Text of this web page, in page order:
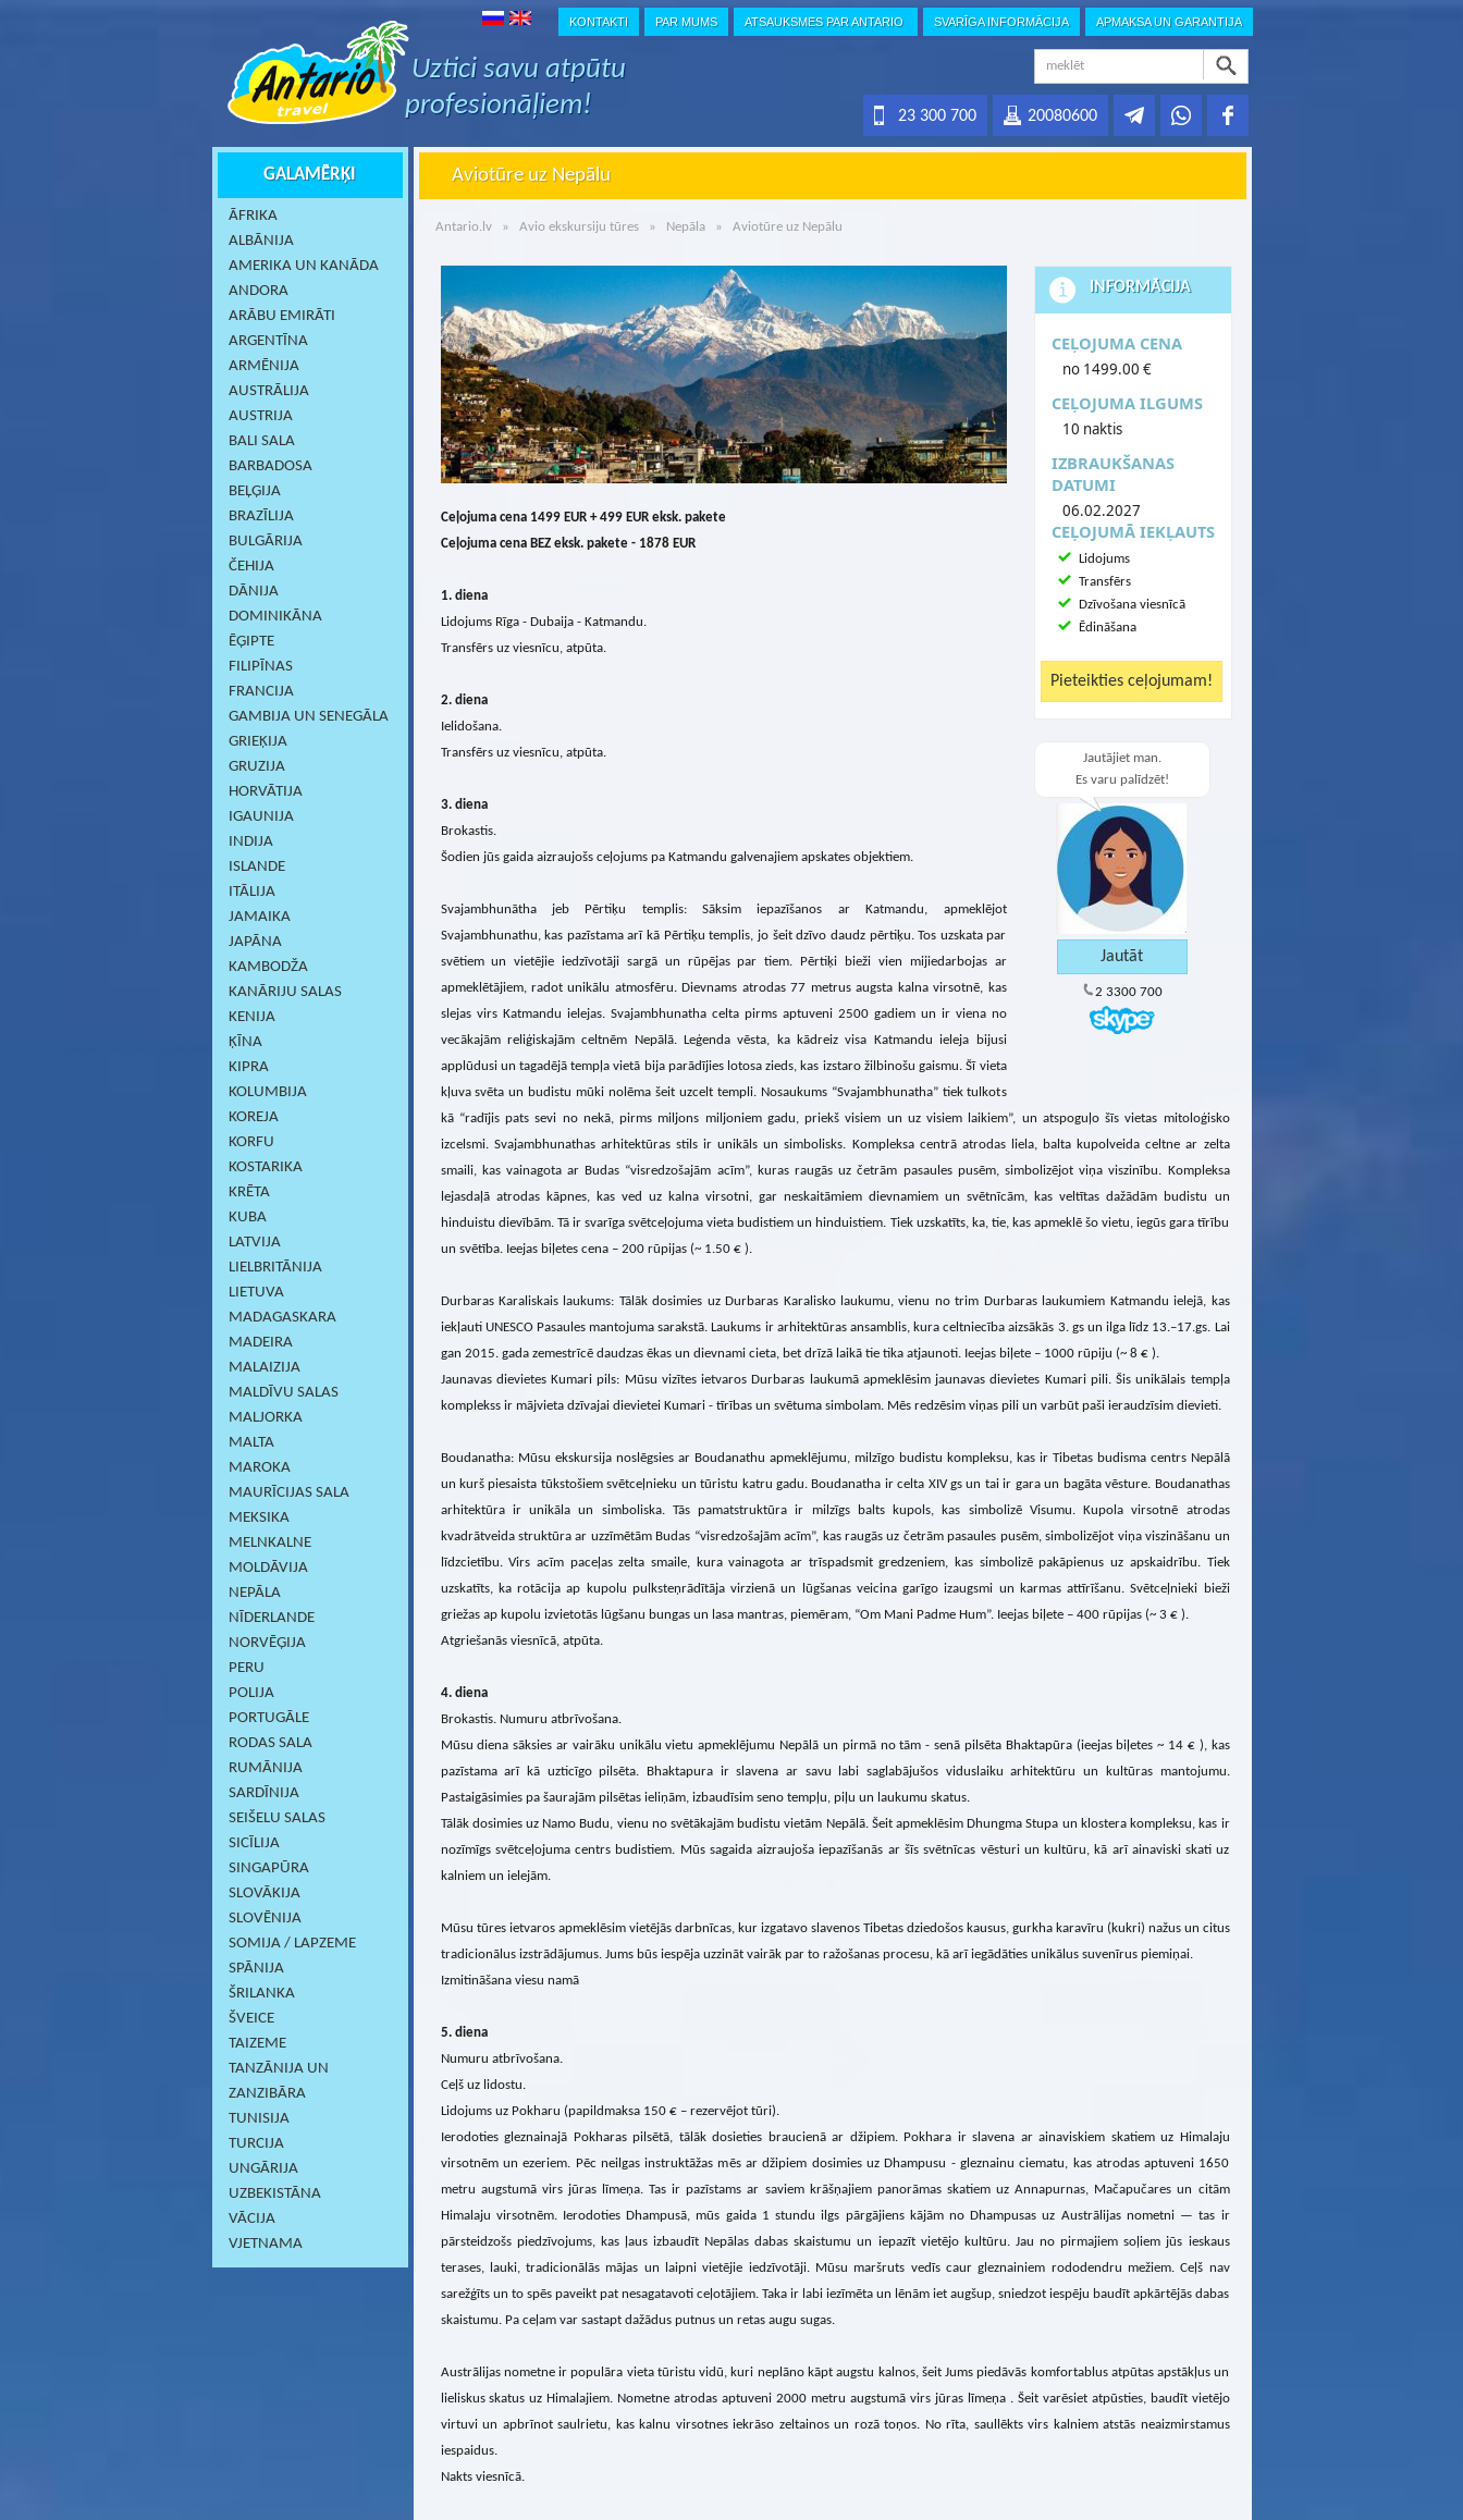
KONTAKTI PAR MUMS ATSAUKSMES PAR ANTARIO SVARĪGA INFORMĀCIJA APMAKSA UN GARANTIJA
Uztici savu atpūtu
profesionāļiem!
20080600
23 300 700
GALAMĒRĶI
ĀFRIKA
ALBĀNIJA
AMERIKA UN KANĀDA
ANDORA
ARĀBU EMIRĀTI
ARGENTĪNA
ARMĒNIJA
AUSTRĀLIJA
AUSTRIJA
BALI SALA
BARBADOSA
BEĻĢIJA
BRAZĪLIJA
BULGĀRIJA
ČEHIJA
DĀNIJA
DOMINIKĀNA
ĒĢIPTE
FILIPĪNAS
FRANCIJA
GAMBIJA UN SENEGĀLA
GRIEĶIJA
GRUZIJA
HORVĀTIJA
IGAUNIJA
INDIJA
ISLANDE
ITĀLIJA
JAMAIKA
JAPĀNA
KAMBODŽA
KANĀRIJU SALAS
KENIJA
ĶĪNA
KIPRA
KOLUMBIJA
KOREJA
KORFU
KOSTARIKA
KRĒTA
KUBA
LATVIJA
LIELBRITĀNIJA
LIETUVA
MADAGASKARA
MADEIRA
MALAIZIJA
MALDĪVU SALAS
MALJORKA
MALTA
MAROKA
MAURĪCIJAS SALA
MEKSIKA
MELNKALNE
MOLDĀVIJA
NEPĀLA
NĪDERLANDE
NORVĒĢIJA
PERU
POLIJA
PORTUGĀLE
RODAS SALA
RUMĀNIJA
SARDĪNIJА
SEIŠELU SALAS
SICĪLIJA
SINGAPŪRA
SLOVĀKIJA
SLOVĒNIJA
SOMIJA / LAPZEME
SPĀNIJA
ŠRILANKA
ŠVEICE
TAIZEME
TANZĀNIJA UN
ZANZIBĀRA
TUNISIJA
TURCIJA
UNGĀRIJA
UZBEKISTĀNA
VĀCIJA
VJETNAMA
Aviotūre uz Nepālu
Antario.lv» Avio ekskursiju tūres» Nepāla» Aviotūre uz Nepālu
INFORMĀCIJA
CEĻOJUMA CENA
no 1499.00 €
CEĻOJUMA ILGUMS
10 naktis
IZBRAUKŠANAS
DATUMI
06.02.2027
CEĻOJUMĀ IEKĻAUTS
Lidojums
Transfērs
Dzīvošana viesnīcā
Ēdināšana
Jautājiet man.
Es varu palīdzēt!
2 3300 700
Ceļojuma cena 1499 EUR + 499 EUR eksk. pakete
Ceļojuma cena BEZ eksk. pakete - 1878 EUR
1. diena
Lidojums Rīga - Dubaija - Katmandu.
Transfērs uz viesnīcu, atpūta.
2. diena
Ielidošana.
Transfērs uz viesnīcu, atpūta.
3. diena
Brokastis.
Šodien jūs gaida aizraujošs ceļojums pa Katmandu galvenajiem apskates objektiem.
Svajambhunātha jeb Pērtiķu templis: Sāksim iepazīšanos ar Katmandu, apmeklējot
Svajambhunathu, kas pazīstama arī kā Pērtiķu templis, jo šeit dzīvo daudz pērtiķu. Tos uzskata par
svētiem un vietējie iedzīvotāji sargā un rūpējas par tiem. Pērtiķi bieži vien mijiedarbojas ar
apmeklētājiem, radot unikālu atmosfēru. Dievnams atrodas 77 metrus augsta kalna virsotnē, kas
slejas virs Katmandu ielejas. Svajambhunatha celta pirms aptuveni 2500 gadiem un ir viena no
vecākajām reliģiskajām celtnēm Nepālā. Leģenda vēsta, ka kādreiz visa Katmandu ieleja bijusi
applūdusi un tagadējā tempļa vietā bija parādījies lotosa zieds, kas izstaro žilbinošu gaismu. Šī vieta
kļuva svēta un budistu mūki nolēma šeit uzcelt templi. Nosaukums “Svajambhunatha” tiek tulkots
kā “radījis pats sevi no nekā, pirms miljons miljoniem gadu, priekš visiem un uz visiem laikiem”, un atspoguļo šīs vietas mitoloģisko
izcelsmi. Svajambhunathas arhitektūras stils ir unikāls un simbolisks. Kompleksa centrā atrodas liela, balta kupolveida celtne ar zelta
smaili, kas vainagota ar Budas “visredzošajām acīm”, kuras raugās uz četrām pasaules pusēm, simbolizējot viņa viszinību. Kompleksa
lejasdaļā atrodas kāpnes, kas ved uz kalna virsotni, gar neskaitāmiem dievnamiem un svētnīcām, kas veltītas dažādām budistu un
hinduistu dievībām. Tā ir svarīga svētceļojuma vieta budistiem un hinduistiem. Tiek uzskatīts, ka, tie, kas apmeklē šo vietu, iegūs gara tīrību
un svētība. Ieejas biļetes cena – 200 rūpijas (~ 1.50 € ).
Durbaras Karaliskais laukums: Tālāk dosimies uz Durbaras Karalisko laukumu, vienu no trim Durbaras laukumiem Katmandu ielejā, kas
iekļauti UNESCO Pasaules mantojuma sarakstā. Laukums ir arhitektūras ansamblis, kura celtniecība aizsākās 3. gs un ilga līdz 13.–17.gs. Lai
gan 2015. gada zemestrīcē daudzas ēkas un dievnami cieta, bet drīzā laikā tie tika atjaunoti. Ieejas biļete – 1000 rūpiju (~ 8 € ).
Jaunavas dievietes Kumari pils: Mūsu vizītes ietvaros Durbaras laukumā apmeklēsim jaunavas dievietes Kumari pili. Šis unikālais tempļa
komplekss ir mājvieta dzīvajai dievietei Kumari - tīrības un svētuma simbolam. Mēs redzēsim viņas pili un varbūt paši ieraudzīsim dievieti.
Boudanatha: Mūsu ekskursija noslēgsies ar Boudanathu apmeklējumu, milzīgo budistu kompleksu, kas ir Tibetas budisma centrs Nepālā
un kurš piesaista tūkstošiem svētceļnieku un tūristu katru gadu. Boudanatha ir celta XIV gs un tai ir gara un bagāta vēsture. Boudanathas
arhitektūra ir unikāla un simboliska. Tās pamatstruktūra ir milzīgs balts kupols, kas simbolizē Visumu. Kupola virsotnē atrodas
kvadrātveida struktūra ar uzzīmētām Budas “visredzošajām acīm”, kas raugās uz četrām pasaules pusēm, simbolizējot viņa viszināšanu un
līdzcietību. Virs acīm paceļas zelta smaile, kura vainagota ar trīspadsmit gredzeniem, kas simbolizē pakāpienus uz apskaidrību. Tiek
uzskatīts, ka rotācija ap kupolu pulksteņrādītāja virzienā un lūgšanas veicina garīgo izaugsmi un karmas attīrīšanu. Svētceļnieki bieži
griežas ap kupolu izvietotās lūgšanu bungas un lasa mantras, piemēram, “Om Mani Padme Hum”. Ieejas biļete – 400 rūpijas (~ 3 € ).
Atgriešanās viesnīcā, atpūta.
4. diena
Brokastis. Numuru atbrīvošana.
Mūsu diena sāksies ar vairāku unikālu vietu apmeklējumu Nepālā un pirmā no tām - senā pilsēta Bhaktapūra (ieejas biļetes ~ 14 € ), kas
pazīstama arī kā uzticīgo pilsēta. Bhaktapura ir slavena ar savu labi saglabājušos viduslaiku arhitektūru un kultūras mantojumu.
Pastaigāsimies pa šaurajām pilsētas ieliņām, izbaudīsim seno tempļu, piļu un laukumu skatus.
Tālāk dosimies uz Namo Budu, vienu no svētākajām budistu vietām Nepālā. Šeit apmeklēsim Dhungma Stupa un klostera kompleksu, kas ir
nozīmīgs svētceļojuma centrs budistiem. Mūs sagaida aizraujoša iepazīšanās ar šīs svētnīcas vēsturi un kultūru, kā arī ainaviski skati uz
kalniem un ielejām.
Mūsu tūres ietvaros apmeklēsim vietējās darbnīcas, kur izgatavo slavenos Tibetas dziedošos kausus, gurkha karavīru (kukri) nažus un citus
tradicionālus izstrādājumus. Jums būs iespēja uzzināt vairāk par to ražošanas procesu, kā arī iegādāties unikālus suvenīrus piemiņai.
Izmitināšana viesu namā
5. diena
Numuru atbrīvošana.
Ceļš uz lidostu.
Lidojums uz Pokharu (papildmaksa 150 € – rezervējot tūri).
Ierodoties gleznainajā Pokharas pilsētā, tālāk dosieties braucienā ar džipiem. Pokhara ir slavena ar ainaviskiem skatiem uz Himalaju
virsotnēm un ezeriem. Pēc neilgas instruktāžas mēs ar džipiem dosimies uz Dhampusu - gleznainu ciematu, kas atrodas aptuveni 1650
metru augstumā virs jūras līmeņa. Tas ir pazīstams ar saviem krāšņajiem panorāmas skatiem uz Annapurnas, Mačapučares un citām
Himalaju virsotnēm. Ierodoties Dhampusā, mūs gaida 1 stundu ilgs pārgājiens kājām no Dhampusas uz Austrālijas nometni — tas ir
pārsteidzošs piedzīvojums, kas ļaus izbaudīt Nepālas dabas skaistumu un iepazīt vietējo kultūru. Jau no pirmajiem soļiem jūs ieskaus
terases, lauki, tradicionālās mājas un laipni vietējie iedzīvotāji. Mūsu maršruts vedīs caur gleznainiem rododendru mežiem. Ceļš nav
sarežģīts un to spēs paveikt pat nesagatavoti ceļotājiem. Taka ir labi iezīmēta un lēnām iet augšup, sniedzot iespēju baudīt apkārtējās dabas
skaistumu. Pa ceļam var sastapt dažādus putnus un retas augu sugas.
Austrālijas nometne ir populāra vieta tūristu vidū, kuri neplāno kāpt augstu kalnos, šeit Jums piedāvās komfortablus atpūtas apstākļus un
lieliskus skatus uz Himalajiem. Nometne atrodas aptuveni 2000 metru augstumā virs jūras līmeņa . Šeit varēsiet atpūsties, baudīt vietējo
virtuvi un apbrīnot saulrietu, kas kalnu virsotnes iekrāso zeltainos un rozā toņos. No rīta, saullēkts virs kalniem atstās neaizmirstamus
iespaidus.
Nakts viesnīcā.